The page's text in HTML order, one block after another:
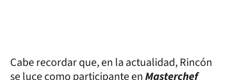
Cabe recordar que, en la actualidad, Rincón
se luce como participante enMasterchef